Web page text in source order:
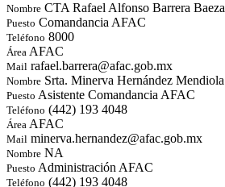
Nombre CTA Rafael Alfonso Barrera Baeza
Puesto Comandancia AFAC
Teléfono 8000
Área AFAC
Mail rafael.barrera@afac.gob.mx
Nombre Srta. Minerva Hernández Mendiola
Puesto Asistente Comandancia AFAC
Teléfono (442) 193 4048
Área AFAC
Mail minerva.hernandez@afac.gob.mx
Nombre NA
Puesto Administración AFAC
Teléfono (442) 193 4048